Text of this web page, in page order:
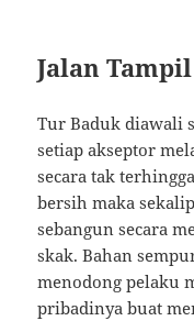
Jalan
Tur Baduk diawali
setiap akseptor
secara tak
bersih maka
sebangun secara
skak. Bahan
menodong pelaku
pribadinya buat